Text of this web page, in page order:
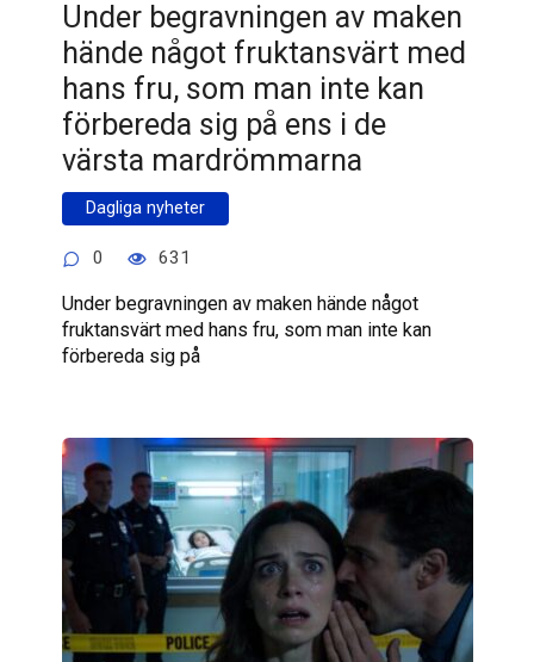
Under begravningen av maken
hände något fruktansvärt med
hans fru, som man inte kan
förbereda sig på ens i de
värsta mardrömmarna
Dagliga nyheter
0 631
Under begravningen av maken hände något
fruktansvärt med hans fru, som man inte kan
förbereda sig på